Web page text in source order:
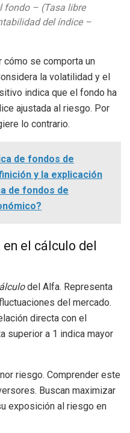
fondo – (Tasa libre
del índice –
cómo se comporta un
la volatilidad y el
indica que el fondo ha
ajustada al riesgo. Por
lo contrario.
de fondos de
y la explicación
de fondos de
el cálculo del
del Alfa. Representa
del mercado.
directa con el
superior a 1 indica mayor
riesgo. Comprender este
Buscan maximizar
exposición al riesgo en